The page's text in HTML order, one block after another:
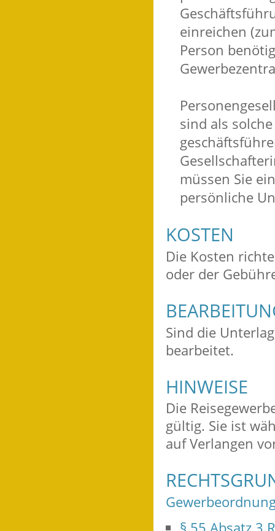
einreichen
Person
sind als
müssen Sie
persönliche
KOSTEN
Die Kosten
oder der
Sind die
bearbeitet.
HINWEISE
Die
gültig. Sie ist
auf Verlangen